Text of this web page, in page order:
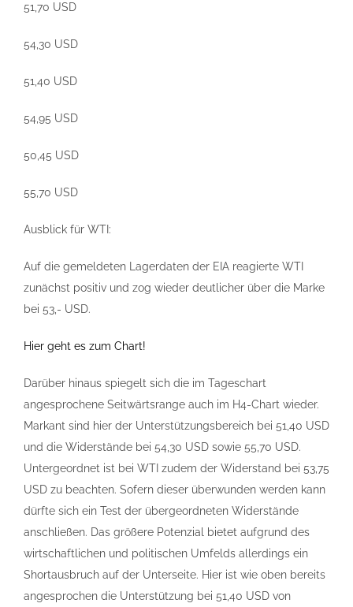
51,70 USD
54,30 USD
51,40 USD
54,95 USD
50,45 USD
55,70 USD
Ausblick für WTI:
Auf die gemeldeten Lagerdaten der EIA reagierte WTI
zunächst positiv und zog wieder deutlicher über die Marke
bei 53,- USD.
Hier geht es zum Chart!
Darüber hinaus spiegelt sich die im Tageschart
angesprochene Seitwärtsrange auch im H4-Chart wieder.
Markant sind hier der Unterstützungsbereich bei 51,40 USD
und die Widerstände bei 54,30 USD sowie 55,70 USD.
Untergeordnet ist bei WTI zudem der Widerstand bei 53,75
USD zu beachten. Sofern dieser überwunden werden kann
dürfte sich ein Test der übergeordneten Widerstände
anschließen. Das größere Potenzial bietet aufgrund des
wirtschaftlichen und politischen Umfelds allerdings ein
Shortausbruch auf der Unterseite. Hier ist wie oben bereits
angesprochen die Unterstützung bei 51,40 USD von